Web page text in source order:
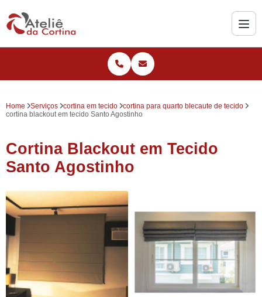
Home Serviços cortina em tecido
cortina para quarto blecaute de tecido
cortina blackout em tecido Santo Agostinho
Cortina Blackout em Tecido
Santo Agostinho